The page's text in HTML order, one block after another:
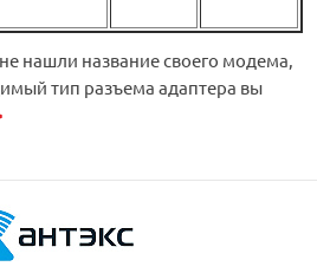
нашли название своего модема,
тип разъема адаптера вы